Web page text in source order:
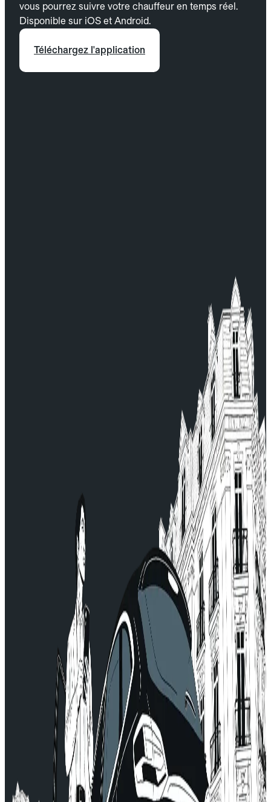
vous pourrez suivre votre chauffeur en temps réel.
Disponible sur iOS et Android.
Téléchargez l'application